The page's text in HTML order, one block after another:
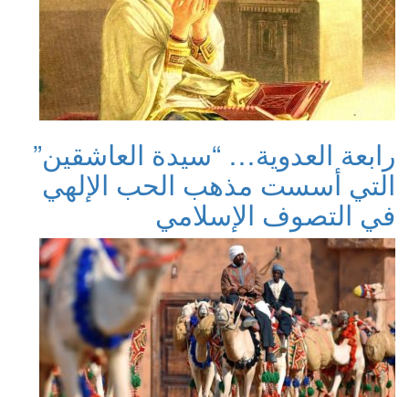
رابعة العدوية… “سيدة العاشقين”
التي أسست مذهب الحب الإلهي
في التصوف الإسلامي